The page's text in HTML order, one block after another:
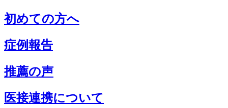
初めての方へ
症例報告
推薦の声
医接連携について